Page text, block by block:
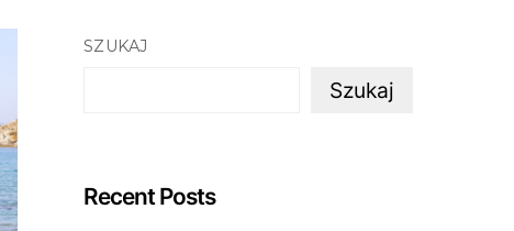
SZUKAJ
Szukaj
Recent Posts